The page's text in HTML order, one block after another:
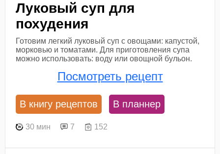
Луковый суп для
похудения
Готовим легкий луковый суп с овощами: капустой,
морковью и томатами. Для приготовления супа
можно использовать: воду или овощной бульон.
Посмотреть рецепт
В книгу рецептов В планнер
30 мин 7 152